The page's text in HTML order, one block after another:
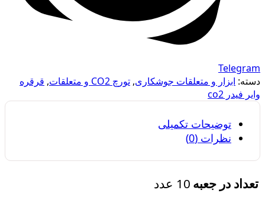
Telegram
دسته: ابزار و متعلقات جوشکاری, تورچ CO2 و متعلقات , قرقره
وایر فیدر co2
توضیحات تکمیلی
نظرات (0)
تعداد در جعبه 10 عدد